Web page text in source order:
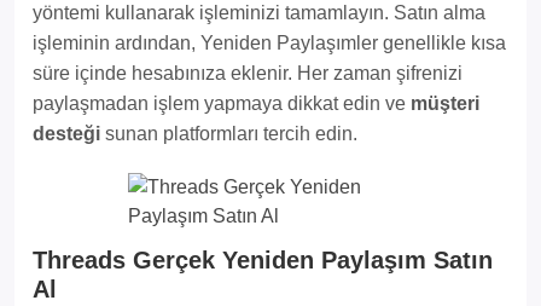
yöntemi kullanarak işleminizi tamamlayın. Satın alma
işleminin ardından, Yeniden Paylaşımler genellikle kısa
süre içinde hesabınıza eklenir. Her zaman şifrenizi
paylaşmadan işlem yapmaya dikkat edin ve müşteri
desteği sunan platformları tercih edin.
Threads Gerçek Yeniden Paylaşım Satın
Al